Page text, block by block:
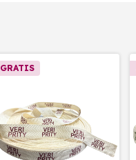
GRATIS